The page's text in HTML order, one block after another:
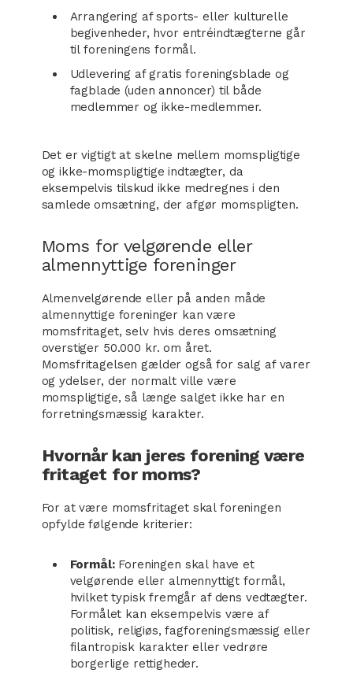
Arrangering af sports- eller kulturelle
begivenheder, hvor entréindtægterne går
til foreningens formål.
Udlevering af gratis foreningsblade og
fagblade (uden annoncer) til både
medlemmer og ikke-medlemmer.
Det er vigtigt at skelne mellem momspligtige
og ikke-momspligtige indtægter, da
eksempelvis tilskud ikke medregnes i den
samlede omsætning, der afgør momspligten.
Moms for velgørende eller
almennyttige foreninger
Almenvelgørende eller på anden måde
almennyttige foreninger kan være
momsfritaget, selv hvis deres omsætning
overstiger 50.000 kr. om året.
Momsfritagelsen gælder også for salg af varer
og ydelser, der normalt ville være
momspligtige, så længe salget ikke har en
forretningsmæssig karakter.
Hvornår kan jeres forening være
fritaget for moms?
For at være momsfritaget skal foreningen
opfylde følgende kriterier:
Formål:Foreningen skal have et
velgørende eller almennyttigt formål,
hvilket typisk fremgår af dens vedtægter.
Formålet kan eksempelvis være af
politisk, religiøs, fagforeningsmæssig eller
filantropisk karakter eller vedrøre
borgerlige rettigheder.